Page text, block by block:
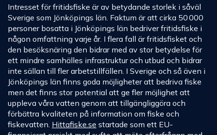
Intresset för fritidsfiske är av betydande storlek i såväl
Sverige som Jönköpings län. Faktum är att cirka 50 000
personer bosatta i Jönköpings län bedriver fritidsfiske i
någon omfattning varje år. I flera fall är fritidsfisket och
den besöksnäring den bidrar med av stor betydelse för
ett mindre samhälles infrastruktur och utbud och bidrar
inte sällan till fler arbetstillfällen. I Sverige och så även i
Jönköpings län finns goda möjligheter att bedriva fiske
men det finns stor potential att ge fler möjlighet att
uppleva våra vatten genom att tillgängliggöra och
förbättra kvaliteten på information om fiske och
fiskevatten. Hittafiske.se startade som ett EU-